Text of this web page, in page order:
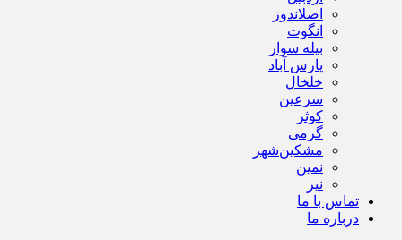
اصلاندوز
انگوت
بیله سوار
پارس آباد
خلخال
سرعین
کوثر
گرمی
مشکین‌شهر
نمین
نیر
تماس با ما
درباره ما